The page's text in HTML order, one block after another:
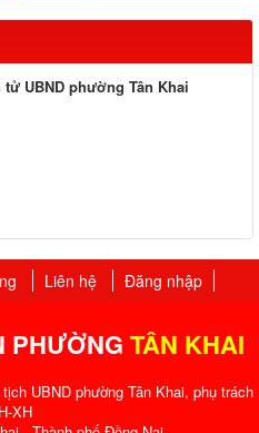
UBND phường Tân Khai
Liên hệ Đăng nhập
PHƯỜNG TÂN KHAI
UBND phường Tân Khai, phụ trách
XH